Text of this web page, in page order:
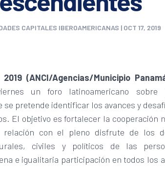
CAPITALES IBEROAMERICANAS | OCT 17, 2019
(ANCI/Agencias/Municipio
un foro latinoamericano sobre
pretende identificar los avances y
El objetivo es fortalecer la cooperación
relación con el pleno disfrute de los
civiles y políticos de las
e igualitaria participación en todos los